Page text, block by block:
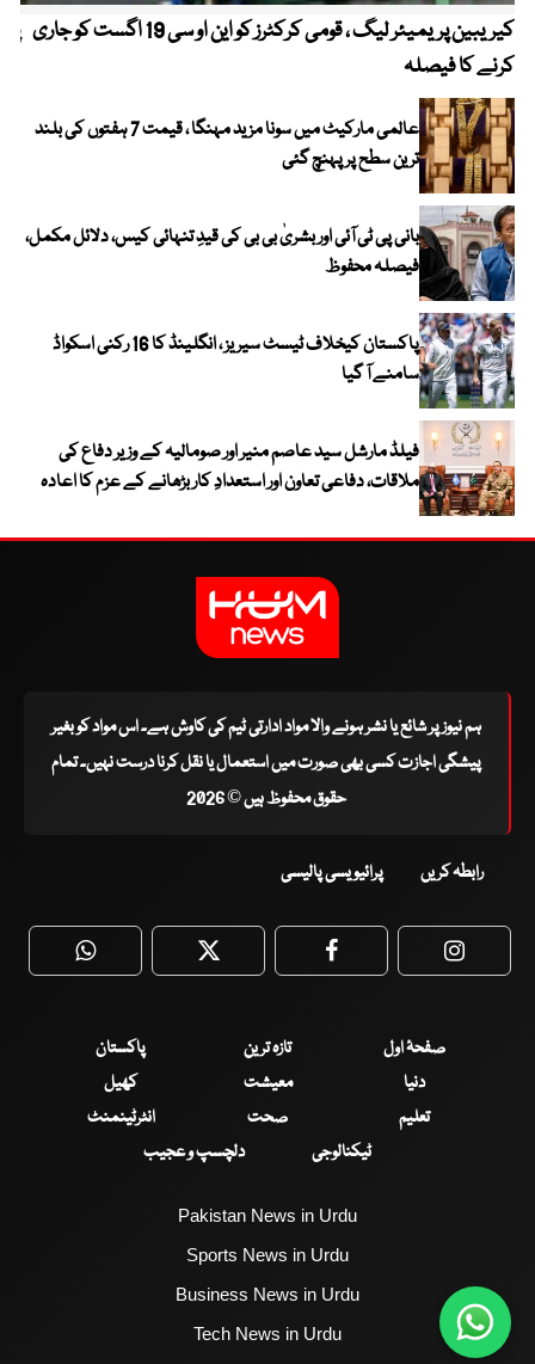
کیریبین پریمیئر لیگ ، قومی کرکٹرز کو این او سی 19 اگست کو جاری
کرنے کا فیصلہ
عالمی مارکیٹ میں سونا مزید مہنگا ، قیمت 7 ہفتوں کی بلند
ترین سطح پر پہنچ گئی
بانی پی ٹی آئی اور بشریٰ بی بی کی قیدِ تنہائی کیس، دلائل مکمل،
فیصلہ محفوظ
پاکستان کیخلاف ٹیسٹ سیریز ، انگلینڈ کا 16 رکنی اسکواڈ
سامنے آ گیا
فیلڈ مارشل سید عاصم منیر اور صومالیہ کے وزیر دفاع کی
ملاقات، دفاعی تعاون اور استعدادِ کار بڑھانے کے عزم کا اعادہ
ہم نیوز پر شائع یا نشر ہونے والا مواد ادارتی ٹیم کی کاوش ہے۔ اس مواد کو بغیر
پیشگی اجازت کسی بھی صورت میں استعمال یا نقل کرنا درست نہیں۔ تمام
حقوق محفوظ ہیں © 2026
رابطہ کریں پرائیویسی پالیسی
WhatsApp Twitter Facebook
صفحۂ اول تازہ ترین
پاکستان
دنیا
معیشت
کھیل
تعلیم
صحت
انٹرٹینمنٹ
ٹیکنالوجی
دلچسپ و عجیب
Pakistan News in Urdu
Sports News in Urdu
Business News in Urdu
Tech News in Urdu